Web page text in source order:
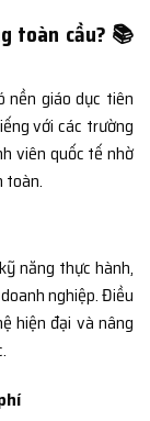
toàn cầu? 📚
nền giáo dục tiên
với các trường
viên quốc tế nhờ
toàn.
năng thực hành,
nghiệp. Điều
hiện đại và nâng